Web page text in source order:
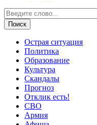
Острая ситуация
Политика
Образование
Культура
Скандалы
Прогноз
Отклик есть!
СВО
Армия